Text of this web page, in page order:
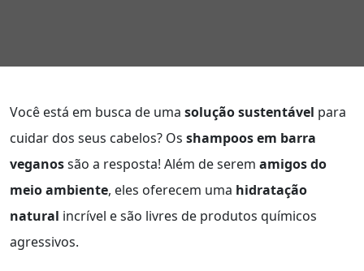
Você está em busca de uma solução sustentável para
cuidar dos seus cabelos? Os shampoos em barra
veganossão a resposta! Além de serem amigos do
meio ambiente, eles oferecem uma hidratação
natural incrível e são livres de produtos químicos
agressivos.